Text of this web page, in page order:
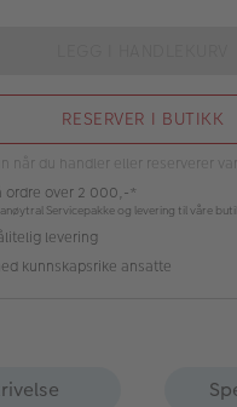
RESERVER I BUTIKK
når du handler eller reserverer
ordre over 2 000,-*
Servicepakke og levering til våre
levering
kunnskapsrike ansatte